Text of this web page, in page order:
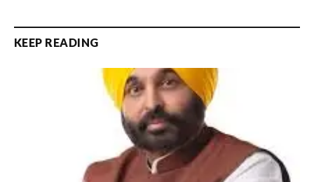
KEEP READING